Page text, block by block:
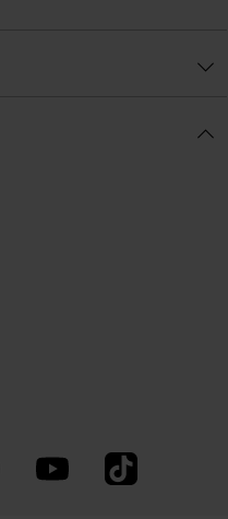
PinterestYouTube TikTok